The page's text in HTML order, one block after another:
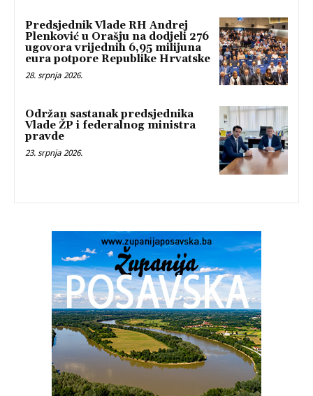
Predsjednik Vlade RH Andrej
Plenković u Orašju na dodjeli 276
ugovora vrijednih 6,95 milijuna
eura potpore Republike Hrvatske
28. srpnja 2026.
Održan sastanak predsjednika
Vlade ŽP i federalnog ministra
pravde
23. srpnja 2026.